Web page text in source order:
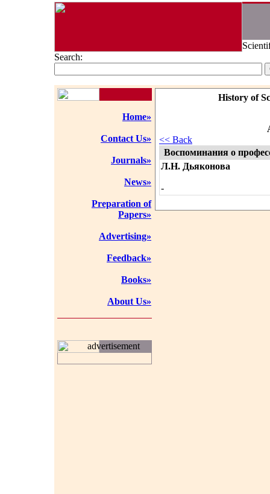
Search:
Home»
Contact Us»
Journals»
News»
Preparation of
Papers»
Advertising»
Feedback»
Books»
About Us»
advertisement
History of
<< Back
Воспоминания о
Л.Н. Дьяконова
-